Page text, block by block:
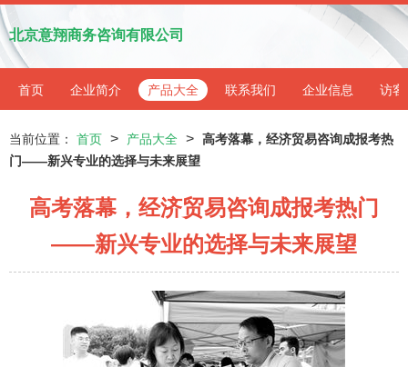
北京意翔商务咨询有限公司
首页 企业简介 产品大全 联系我们 企业信息 访客
当前位置： 首页 > 产品大全 > 高考落幕，经济贸易咨询成报考热
门——新兴专业的选择与未来展望
高考落幕，经济贸易咨询成报考热门
——新兴专业的选择与未来展望